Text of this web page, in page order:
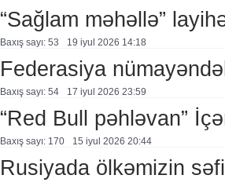
“Sağlam məhəllə”
Baxış sayı: 53 19 i̇yul 2026 14:18
Federasiya
Baxış sayı: 54 17 i̇yul 2026 23:59
“Red Bull pəhləvan”
Baxış sayı: 170 15 i̇yul 2026 20:44
Rusiyada ölkəmizin